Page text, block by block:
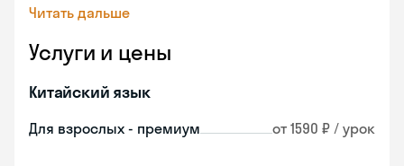
Читать дальше
Услуги и цены
Китайский язык
Для взрослых - премиум от 1590 ₽ / урок